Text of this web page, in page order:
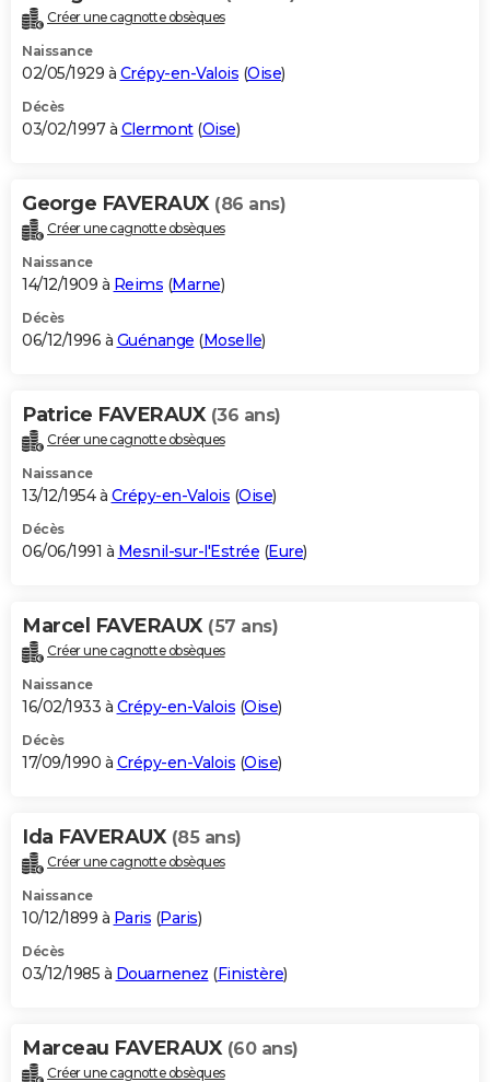
Créer une cagnotte obsèques
Naissance
02/05/1929 à Crépy-en-Valois (Oise)
Décès
03/02/1997 à Clermont(Oise)
George FAVERAUX (86 ans)
Créer une cagnotte obsèques
Naissance
14/12/1909 à Reims (Marne)
Décès
06/12/1996 à Guénange (Moselle)
Patrice FAVERAUX (36 ans)
Créer une cagnotte obsèques
Naissance
13/12/1954 à Crépy-en-Valois (Oise)
Décès
06/06/1991 à Mesnil-sur-l'Estrée (Eure)
Marcel FAVERAUX (57 ans)
Créer une cagnotte obsèques
Naissance
16/02/1933 à Crépy-en-Valois (Oise)
Décès
17/09/1990 à Crépy-en-Valois (Oise)
Ida FAVERAUX (85 ans)
Créer une cagnotte obsèques
Naissance
10/12/1899 à Paris (Paris)
Décès
03/12/1985 à Douarnenez (Finistère)
Marceau FAVERAUX (60 ans)
Créer une cagnotte obsèques